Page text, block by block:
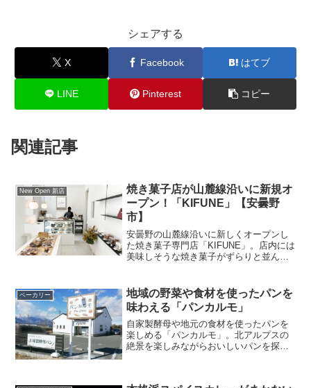
シェアする
X Facebook はてブ
LINE Pinterest コピー
関連記事
New Open 新店
焼き菓子店が山麓線沿いに新規オ
ープン！「KIFUNE」【安曇野
市】
安曇野の山麓線沿いに新しくオープンし
た焼き菓子専門店「KIFUNE」。店内には
美味しそうな焼き菓子がずらりと並んで
「KIFUNE」を紹介します。山麓線沿いに
新規オープン！...
ベーカリー
地域の野菜や食材を使ったパンを
味わえる「パンカルモ」
自家製酵母や地元の食材を使ったパンを
楽しめる「パンカルモ」。北アルプスの
絶景を楽しみながらおいしいパンを探し